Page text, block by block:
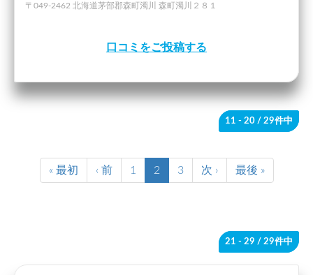
〒049-2462 北海道茅部郡森町濁川 森町濁川２８１
口コミをご投稿する
11 - 20 / 29件中
« 最初 ‹ 前 1 2 3 次 › 最後 »
21 - 29 / 29件中